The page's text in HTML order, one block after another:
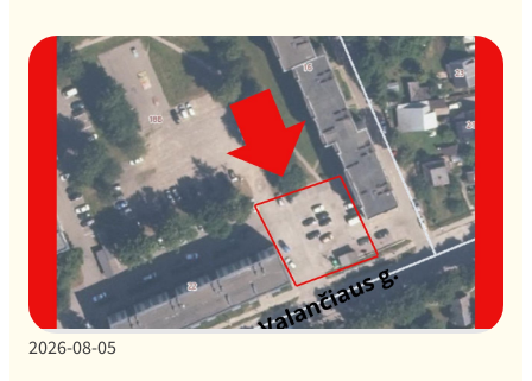
2026-08-05